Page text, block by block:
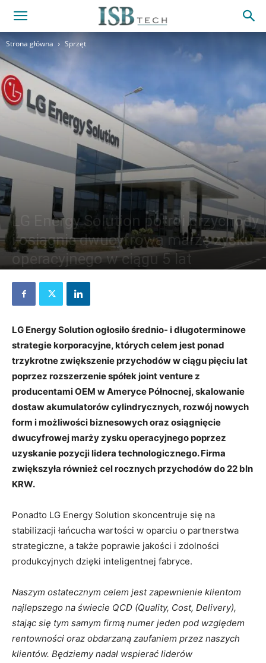
Strona główna Sprzęt
LG Energy Solution potroi przychody
i osiągnie dwucyfrową marżę zysku
operacyjnego w ciągu 5 lat
LG Energy Solution ogłosiło średnio- i długoterminowe
strategie korporacyjne, których celem jest ponad
trzykrotne zwiększenie przychodów w ciągu pięciu lat
poprzez rozszerzenie spółek joint venture z
producentami OEM w Ameryce Północnej, skalowanie
dostaw akumulatorów cylindrycznych, rozwój nowych
form i możliwości biznesowych oraz osiągnięcie
dwucyfrowej marży zysku operacyjnego poprzez
uzyskanie pozycji lidera technologicznego. Firma
zwiększyła również cel rocznych przychodów do 22 bln
KRW.
Ponadto LG Energy Solution skoncentruje się na
stabilizacji łańcucha wartości w oparciu o partnerstwa
strategiczne, a także poprawie jakości i zdolności
produkcyjnych dzięki inteligentnej fabryce.
Naszym ostatecznym celem jest zapewnienie klientom
najlepszego na świecie QCD (Quality, Cost, Delivery),
stając się tym samym firmą numer jeden pod względem
rentowności oraz obdarzaną zaufaniem przez naszych
klientów. Będziemy nadal wspierać liderów